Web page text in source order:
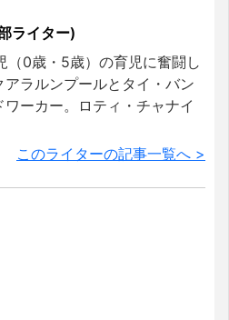
ライター)
（0歳・5歳）の育児に奮闘し
ラルンプールとタイ・バン
ーカー。ロティ・チャナイ
このライターの記事一覧へ >
ト】インドネシアの家賃相